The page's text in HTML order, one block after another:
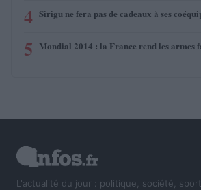
4 Sirigu ne fera pas de cadeaux à ses
5 Mondial 2014 : la France rend les armes
L'actualité du jour : politique, société,